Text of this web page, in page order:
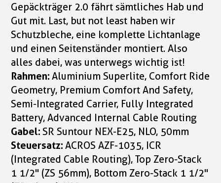
Gepäckträger 2.0 fährt sämtliches Hab und
Gut mit. Last, but not least haben wir
Schutzbleche, eine komplette Lichtanlage
und einen Seitenständer montiert. Also
alles dabei, was unterwegs wichtig ist!
Rahmen:Aluminium Superlite, Comfort Ride
Geometry, Premium Comfort And Safety,
Semi-Integrated Carrier, Fully Integrated
Battery, Advanced Internal Cable Routing
Gabel:SR Suntour NEX-E25, NLO, 50mm
Steuersatz:ACROS AZF-1035, ICR
(Integrated Cable Routing), Top Zero-Stack
1 1/2" (ZS 56mm), Bottom Zero-Stack 1 1/2"